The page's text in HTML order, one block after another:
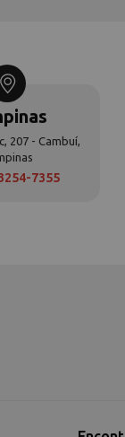
207 - Cambuí,
7355